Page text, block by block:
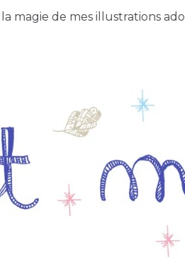
de mes illustrations